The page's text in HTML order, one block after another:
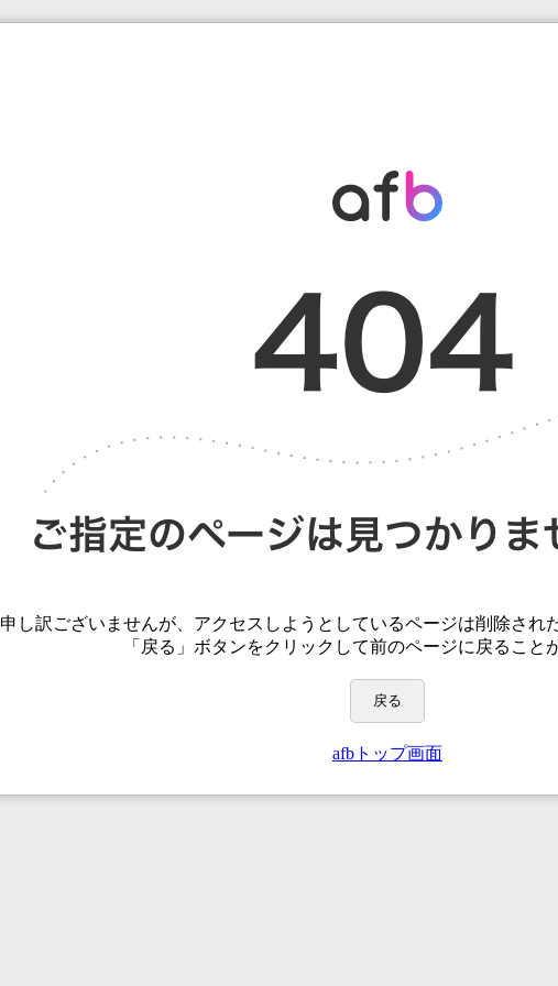
申し訳ございませんが、アクセスしようとしているページは削除され
「戻る」ボタンをクリックして前のページに戻ること
戻る
afbトップ画面